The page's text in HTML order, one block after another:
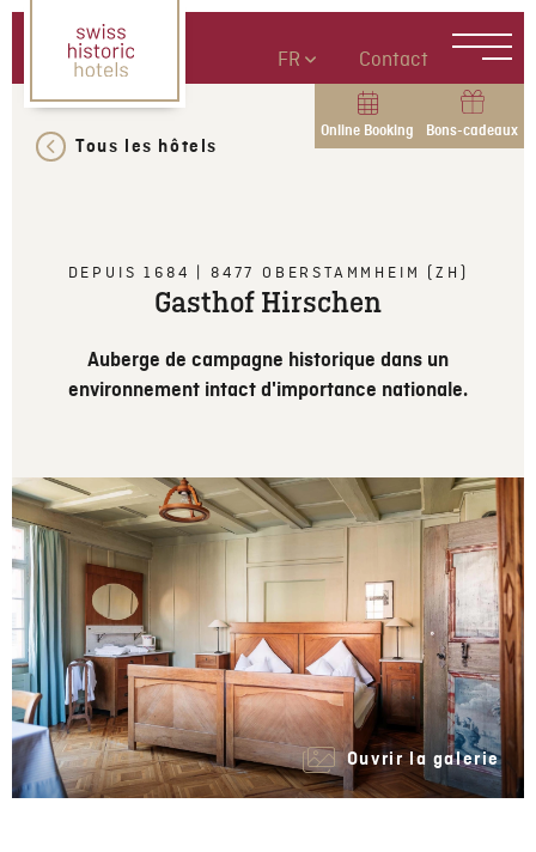
FR Contact
Online Booking Bons-cadeaux
Tous les hôtels
Ouvrir la galerie
DEPUIS 1684 8477 OBERSTAMMHEIM (ZH)
Gasthof Hirschen
Auberge de campagne historique dans un
environnement intact d'importance nationale.